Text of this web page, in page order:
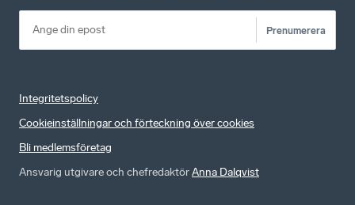
Prenumerera
Integritetspolicy
Cookieinställningar och förteckning över cookies
Bli medlemsföretag
Ansvarig utgivare och chefredaktörAnna Dalqvist